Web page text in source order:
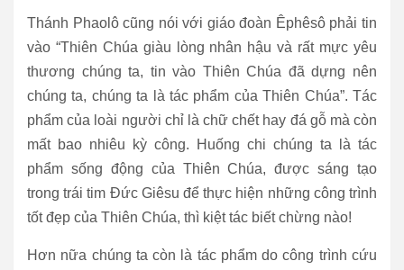
Thánh Phaolô cũng nói với giáo đoàn Êphêsô phải tin
vào “Thiên Chúa giàu lòng nhân hậu và rất mực yêu
thương chúng ta, tin vào Thiên Chúa đã dựng nên
chúng ta, chúng ta là tác phẩm của Thiên Chúa”. Tác
phẩm của loài người chỉ là chữ chết hay đá gỗ mà còn
mất bao nhiêu kỳ công. Huống chi chúng ta là tác
phẩm sống động của Thiên Chúa, được sáng tạo
trong trái tim Đức Giêsu để thực hiện những công trình
tốt đẹp của Thiên Chúa, thì kiệt tác biết chừng nào!
Hơn nữa chúng ta còn là tác phẩm do công trình cứu